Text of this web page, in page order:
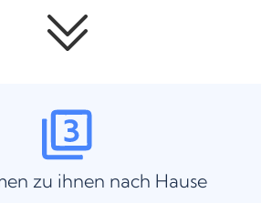
zu ihnen nach Hause